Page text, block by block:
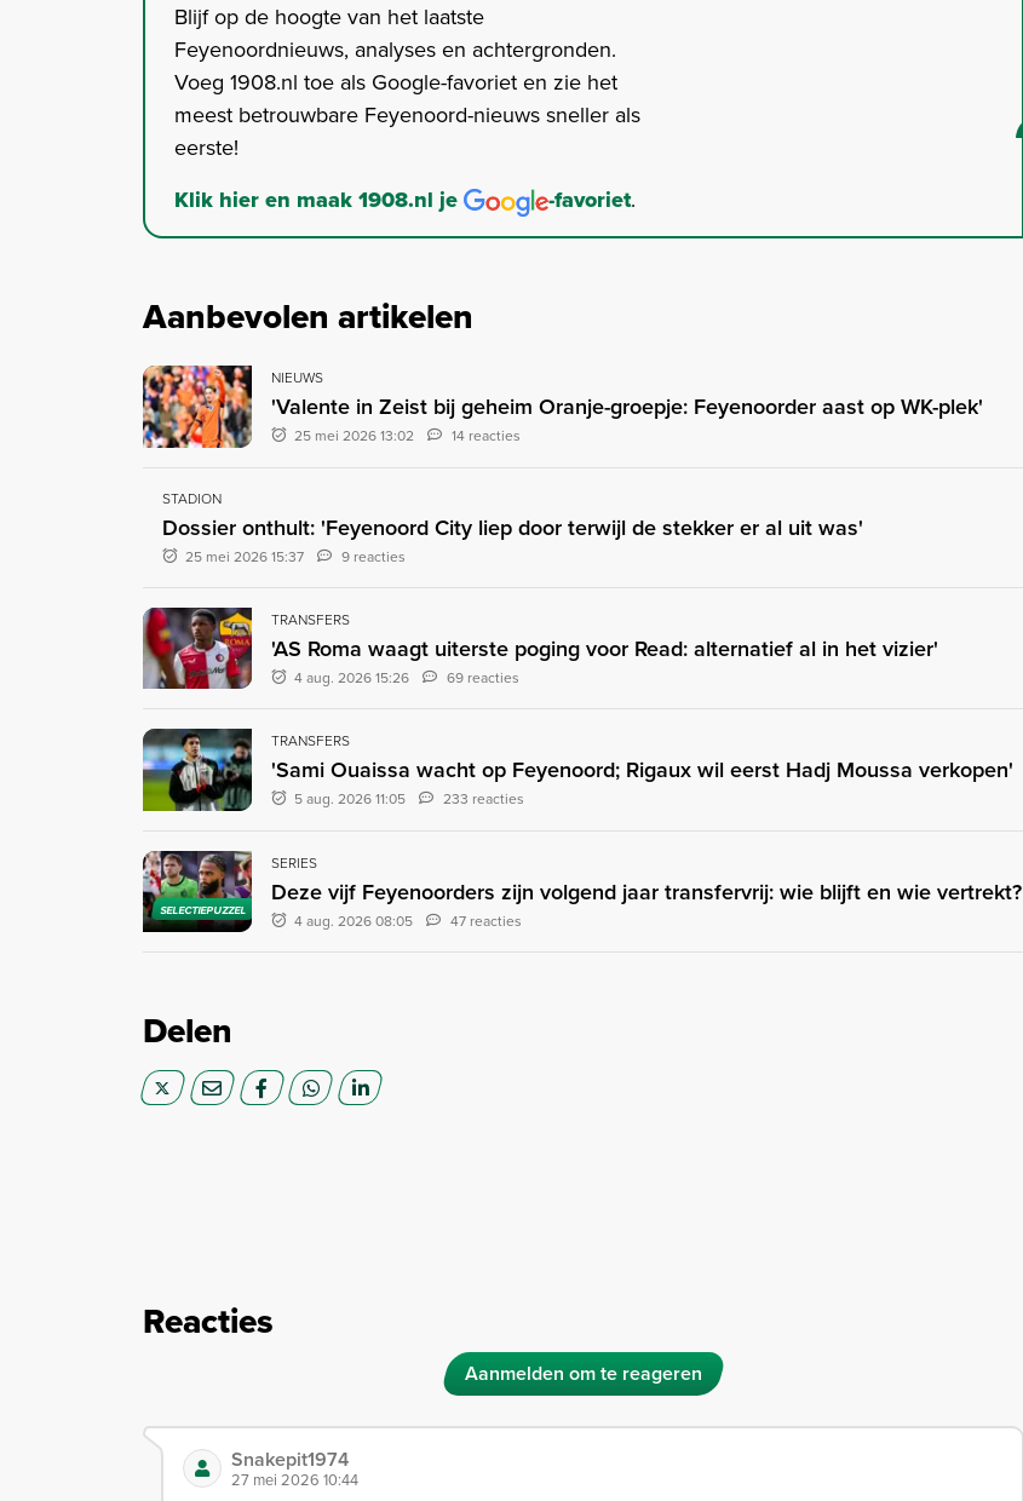
Blijf op de hoogte van het laatste
Feyenoordnieuws, analyses en achtergronden.
Voeg 1908.nl toe als Google-favoriet en zie het
meest betrouwbare Feyenoord-nieuws sneller als
eerste!
Klik hier en maak 1908.nl je
-favoriet.
Aanbevolen artikelen
NIEUWS
'Valente in Zeist bij geheim Oranje-groepje: Feyenoorder aast op WK-plek'
25 mei 2026 13:02 14 reacties
STADION
Dossier onthult: 'Feyenoord City liep door terwijl de stekker er al uit was'
25 mei 2026 15:37 9 reacties
TRANSFERS
'AS Roma waagt uiterste poging voor Read: alternatief al in het vizier'
4 aug. 2026 15:26 69 reacties
TRANSFERS
'Sami Ouaissa wacht op Feyenoord; Rigaux wil eerst Hadj Moussa verkopen'
5 aug. 2026 11:05 233 reacties
SELECTIEPUZZEL
SERIES
Deze vijf Feyenoorders zijn volgend jaar transfervrij: wie blijft en wie vertrekt?
4 aug. 2026 08:05 47 reacties
Delen
Reacties
Aanmelden om te reageren
Snakepit1974
27 mei 2026 10:44